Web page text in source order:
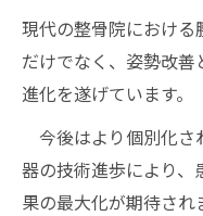
現代の整骨院における
だけでなく、姿勢改善
進化を遂げています。
今後はより個別化さ
器の技術進歩により、
果の最大化が期待され